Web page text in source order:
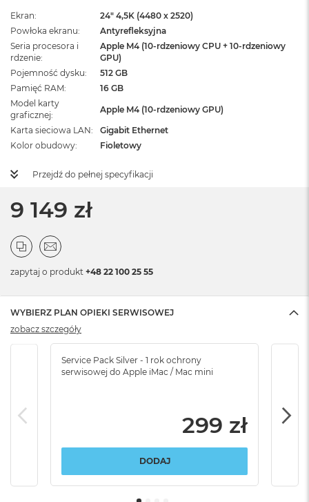
Ekran
24" 4,5K (4480 x 2520)
Powłoka ekranu
Antyrefleksyjna
Seria procesora i
rdzenie
Apple M4 (10-rdzeniowy CPU + 10-rdzeniowy
GPU)
Pojemność dysku
512 GB
Pamięć RAM
16 GB
Model karty
graficznej
Apple M4 (10-rdzeniowy GPU)
Karta sieciowa LAN
Gigabit Ethernet
Kolor obudowy
Fioletowy
Przejdź do pełnej specyfikacji
9 149 zł
zapytaj o produkt +48 22 100 25 55
WYBIERZ PLAN OPIEKI SERWISOWEJ
Service Pack Silver - 1 rok ochrony
serwisowej do Apple iMac / Mac mini
299 zł
DODAJ
zobacz szczegóły